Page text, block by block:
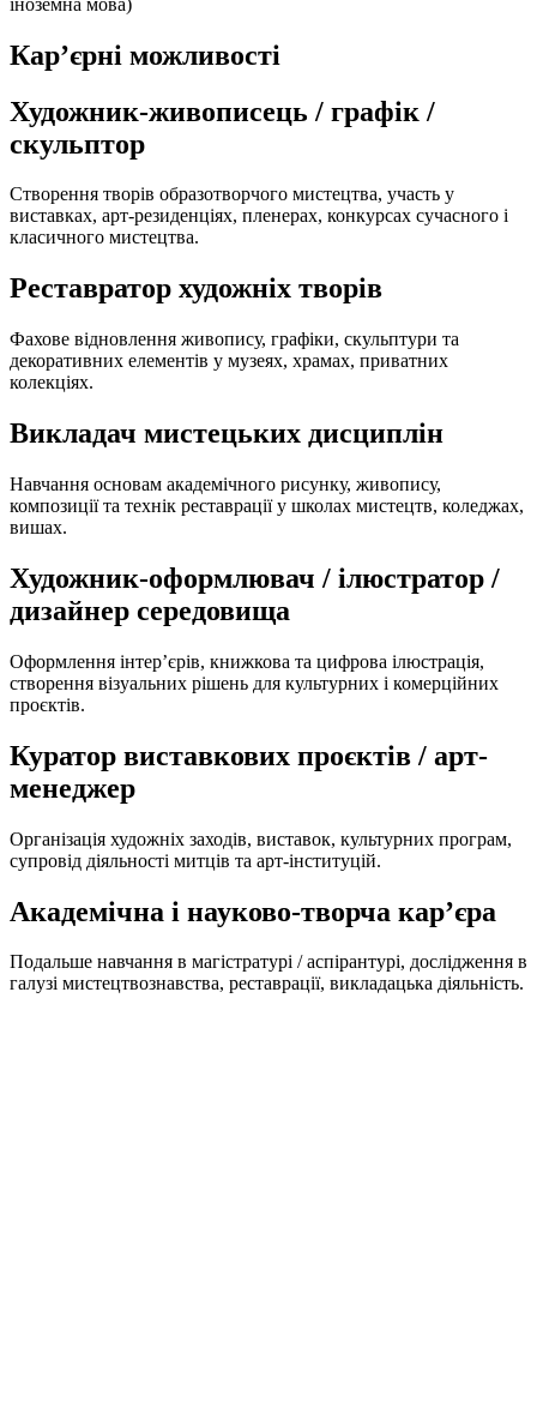
Кар’єрні можливості
Художник-живописець / графік /
скульптор
Створення творів образотворчого мистецтва, участь у
виставках, арт-резиденціях, пленерах, конкурсах сучасного і
класичного мистецтва.
Реставратор художніх творів
Фахове відновлення живопису, графіки, скульптури та
декоративних елементів у музеях, храмах, приватних
колекціях.
Викладач мистецьких дисциплін
Навчання основам академічного рисунку, живопису,
композиції та технік реставрації у школах мистецтв, коледжах,
вишах.
Художник-оформлювач / ілюстратор /
дизайнер середовища
Оформлення інтер’єрів, книжкова та цифрова ілюстрація,
створення візуальних рішень для культурних і комерційних
проєктів.
Куратор виставкових проєктів / арт-
менеджер
Організація художніх заходів, виставок, культурних програм,
супровід діяльності митців та арт-інституцій.
Академічна і науково-творча карʼєра
Подальше навчання в магістратурі / аспірантурі, дослідження в
галузі мистецтвознавства, реставрації, викладацька діяльність.